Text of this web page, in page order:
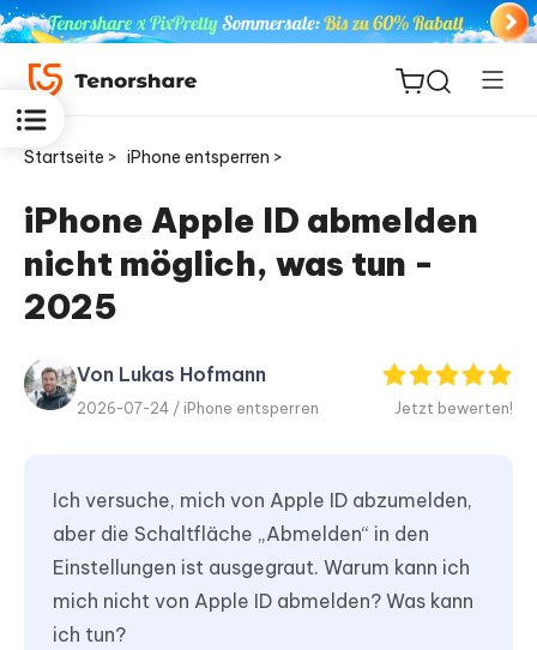
ReiBoot
for iOS
PDF
Editor
Neu
Startseite > iPhone entsperren >
iPhone Apple ID abmelden
nicht möglich, was tun -
2025
Von Lukas Hofmann
2026-07-24 / iPhone entsperren Jetzt bewerten!
Ich versuche, mich von Apple ID abzumelden,
aber die Schaltfläche „Abmelden“ in den
Einstellungen ist ausgegraut. Warum kann ich
mich nicht von Apple ID abmelden? Was kann
ich tun?